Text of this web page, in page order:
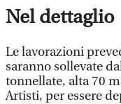
Nel dettaglio
Le lavorazioni
saranno sollevate
tonnellate, alta 70
Artisti, per essere